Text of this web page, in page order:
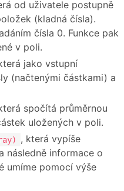
od uživatele postupně
(kladná čísla).
čísla 0. Funkce pak
v poli.
jako vstupní
(načtenými částkami) a
spočítá průměrnou
uložených v poli.
, která vypíše
následně informace o
umíme pomocí výše